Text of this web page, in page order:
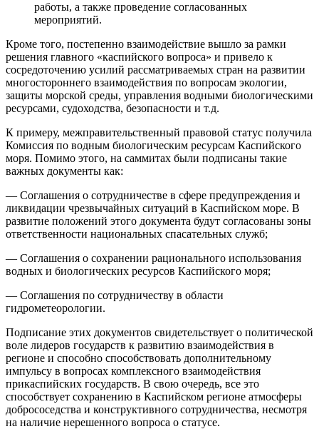
работы, а также проведение согласованных
мероприятий.
Кроме того, постепенно взаимодействие вышло за рамки
решения главного «каспийского вопроса» и привело к
сосредоточению усилий рассматриваемых стран на развитии
многостороннего взаимодействия по вопросам экологии,
защиты морской среды, управления водными биологическими
ресурсами, судоходства, безопасности и т.д.
К примеру, межправительственный правовой статус получила
Комиссия по водным биологическим ресурсам Каспийского
моря. Помимо этого, на саммитах были подписаны такие
важных документы как:
— Соглашения о сотрудничестве в сфере предупреждения и
ликвидации чрезвычайных ситуаций в Каспийском море. В
развитие положений этого документа будут согласованы зоны
ответственности национальных спасательных служб;
— Соглашения о сохранении рационального использования
водных и биологических ресурсов Каспийского моря;
— Соглашения по сотрудничеству в области
гидрометеорологии.
Подписание этих документов свидетельствует о политической
воле лидеров государств к развитию взаимодействия в
регионе и способно способствовать дополнительному
импульсу в вопросах комплексного взаимодействия
прикаспийских государств. В свою очередь, все это
способствует сохранению в Каспийском регионе атмосферы
добрососедства и конструктивного сотрудничества, несмотря
на наличие нерешенного вопроса о статусе.